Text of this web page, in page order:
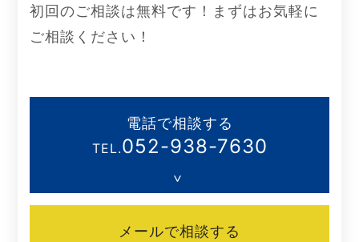
初回のご相談は無料です！まずはお気軽に
ご相談ください！
電話で相談する
TEL.052-938-7630
メールで相談する